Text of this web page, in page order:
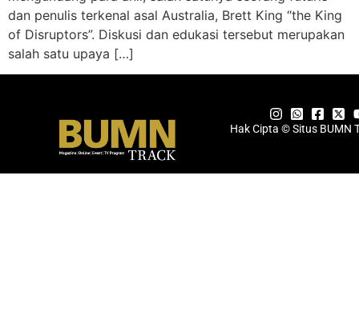
dan penulis terkenal asal Australia, Brett King “the King
of Disruptors”. Diskusi dan edukasi tersebut merupakan
salah satu upaya […]
Hak Cipta © Situs BUMN